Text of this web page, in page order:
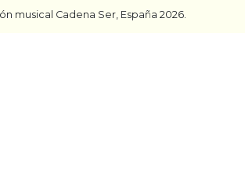
musical Cadena Ser, España 2026.